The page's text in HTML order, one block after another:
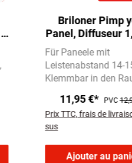
Briloner Pimp
Panel, Diffuseur
raccourcir, A
Blanc
Für Paneele mit
Leistenabstand 14-
Klemmbar in den
Abmessungen:
130x2,0x1,0cm
11,95 €* PVC
Prix TTC, frais de
sus
Ajouter au